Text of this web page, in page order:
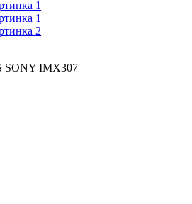
SONY IMX307